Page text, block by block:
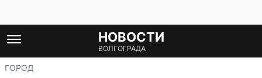
НОВОСТИ
ВОЛГОГРАДА
ГОРОД